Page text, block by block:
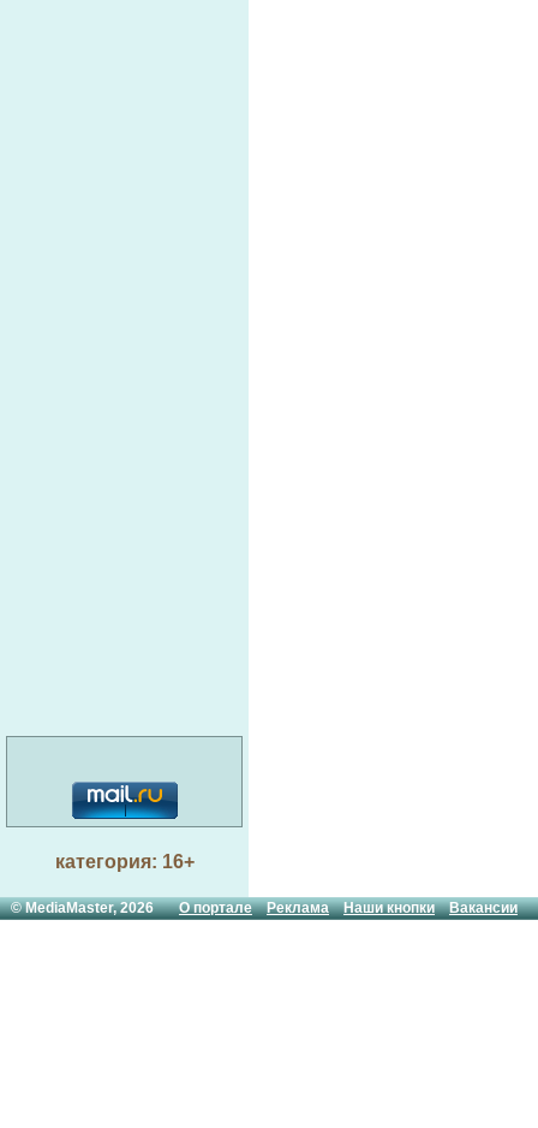
категория: 16+
© MediaMaster, 2026О портале Реклама Наши кнопки Вакансии